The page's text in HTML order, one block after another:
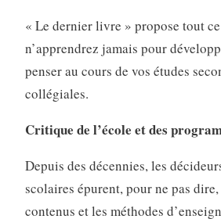
« Le dernier livre » propose tout
n’apprendrez jamais pour
penser au cours de vos études
collégiales.
Critique de l’école et des
Depuis des décennies, les
scolaires épurent, pour ne pas
contenus et les méthodes